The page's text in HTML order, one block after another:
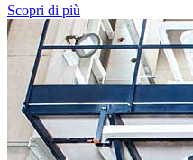
Scopri di più